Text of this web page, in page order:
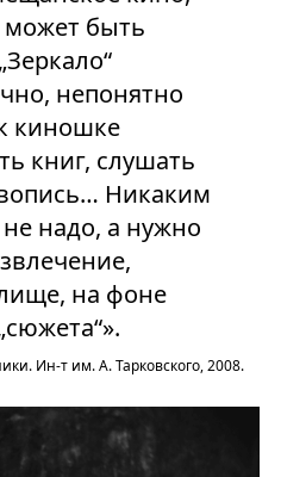
может быть
непонятно
киношке
книг, слушать
Никаким
надо, а нужно
на фоне
Ин-т им. А. Тарковского, 2008.